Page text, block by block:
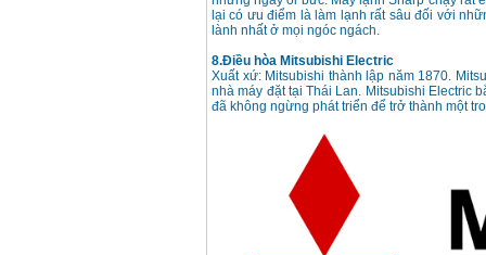
lại có ưu điểm là làm lạnh rất sâu đối với
lành nhất ở mọi ngóc ngách.
8.Điều hòa Mitsubishi Electric
Xuất xứ: Mitsubishi thành lập năm 1870.
nhà máy đặt tại Thái Lan. Mitsubishi Electric
đã không ngừng phát triển để trở thành một